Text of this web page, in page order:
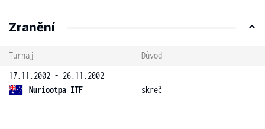
Zranění
Turnaj
Důvod
17.11.2002 - 26.11.2002
Nuriootpa ITF
skreč